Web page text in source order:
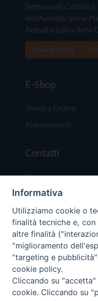
Settimanali
dell'Autodisciplina
Autodisciplina della
E-Shop
Vendita Online
Abbonamenti
Contatti
Chi Siamo
Redazione
Scrivici
Copyright ©
Trentina Editrice
Informativa
Utilizziamo cookie o
finalità tecniche e,
altre finalità
"miglioramento
"targeting e
cookie policy.
Cliccando su
cookie. Cliccando su